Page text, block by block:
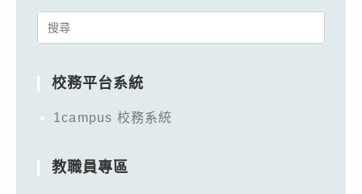
Search
校務平台系統
1campus 校務系統
教職員專區